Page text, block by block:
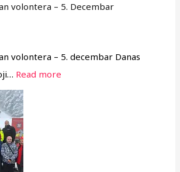
volontera – 5. Decembar
volontera – 5. decembar Danas
Read more